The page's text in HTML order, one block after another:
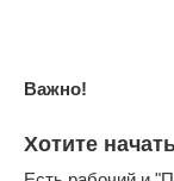
Важно!
Хотите